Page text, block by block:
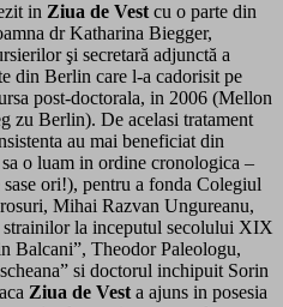
in Ziua de Vest cu o parte din
dr Katharina Biegger,
şi secretară adjunctă a
din Berlin care l-a cadorisit pe
post-doctorala, in 2006 (Mellon
zu Berlin). De acelasi tratament
au mai beneficiat din
o luam in ordine cronologica –
ori!), pentru a fonda Colegiul
Mihai Razvan Ungureanu,
strainilor la inceputul secolului XIX
Balcani”, Theodor Paleologu,
si doctorul inchipuit Sorin
Ziua de Vest a ajuns in posesia